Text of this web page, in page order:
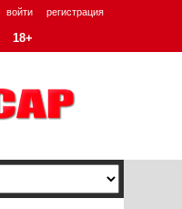
войти регистрация
18+